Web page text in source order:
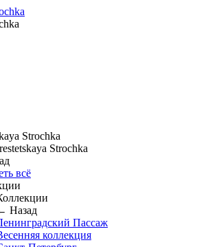
Strochka
Strochka
всё
Назад
Пассаж
коллекция